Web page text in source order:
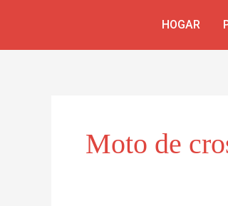
HOGAR
Moto de